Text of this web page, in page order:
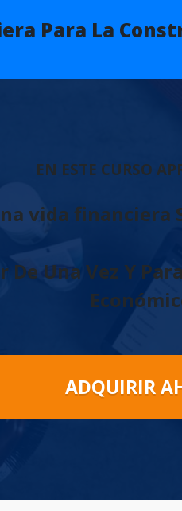
Para La
EN ESTE CURSO
vida financiera
De Una Vez Y
ADQUIRIR